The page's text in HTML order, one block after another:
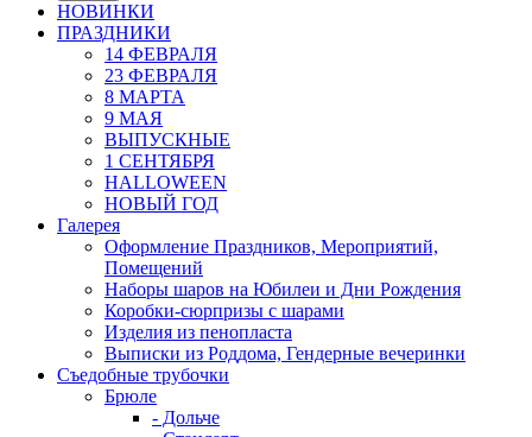
НОВИНКИ
ПРАЗДНИКИ
14 ФЕВРАЛЯ
23 ФЕВРАЛЯ
8 МАРТА
9 МАЯ
ВЫПУСКНЫЕ
1 СЕНТЯБРЯ
HALLOWEEN
НОВЫЙ ГОД
Галерея
Оформление Праздников, Мероприятий,
Помещений
Наборы шаров на Юбилеи и Дни Рождения
Коробки-сюрпризы с шарами
Изделия из пенопласта
Выписки из Роддома, Гендерные вечеринки
Съедобные трубочки
Брюле
- Дольче